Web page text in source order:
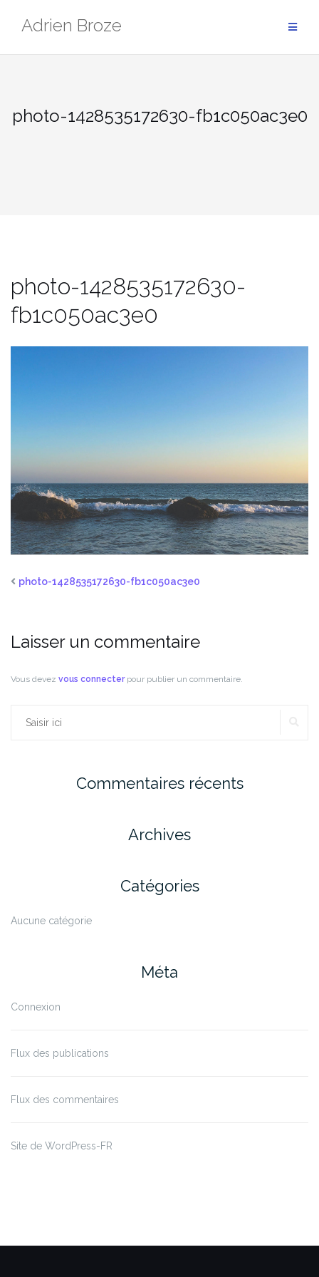
Adrien Broze
photo-1428535172630-fb1c050ac3e0
photo-1428535172630-
fb1c050ac3e0
photo-1428535172630-fb1c050ac3e0
Laisser un commentaire
Vous devez vous connecterpour publier un commentaire.
Rechercher :
Commentaires récents
Archives
Catégories
Aucune catégorie
Méta
Connexion
Flux des publications
Flux des commentaires
Site de WordPress-FR